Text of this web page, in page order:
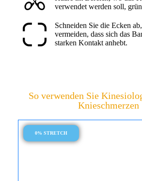
verwendet werden soll,
Schneiden Sie die Ecken
vermeiden, dass sich das
starken Kontakt anhebt.
So verwenden Sie
Knieschmerzen
0% STRETCH